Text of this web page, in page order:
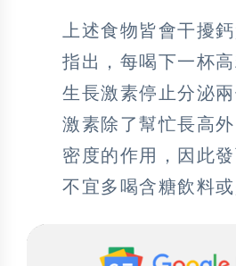
上述食物皆會干擾
指出，每喝下一杯
生長激素停止分泌
激素除了幫忙長高
密度的作用，因此
不宜多喝含糖飲料或